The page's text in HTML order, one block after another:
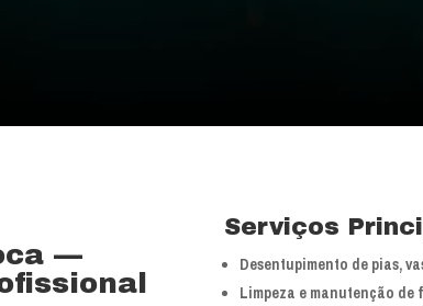
—
Serviços
Desentupimento de pias,
Limpeza e manutenção de